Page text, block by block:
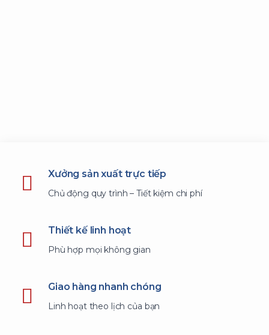
Xưởng sản xuất trực tiếp
Chủ động quy trình – Tiết kiệm chi phí
Thiết kế linh hoạt
Phù hợp mọi không gian
Giao hàng nhanh chóng
Linh hoạt theo lịch của bạn